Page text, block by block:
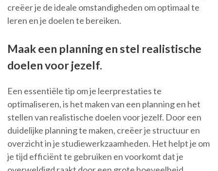
creëer je de ideale omstandigheden om optimaal te
leren en je doelen te bereiken.
Maak een planning en stel realistische
doelen voor jezelf.
Een essentiële tip om je leerprestaties te
optimaliseren, is het maken van een planning en het
stellen van realistische doelen voor jezelf. Door een
duidelijke planning te maken, creëer je structuur en
overzicht in je studiewerkzaamheden. Het helpt je om
je tijd efficiënt te gebruiken en voorkomt dat je